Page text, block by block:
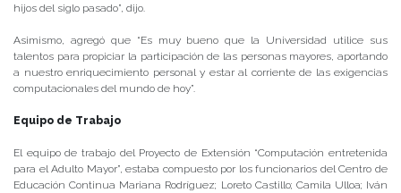
hijos del siglo pasado”, dijo.
Asimismo, agregó que “Es muy bueno que la Universidad utilice sus
talentos para propiciar la participación de las personas mayores, aportando
a nuestro enriquecimiento personal y estar al corriente de las exigencias
computacionales del mundo de hoy”.
Equipo de Trabajo
El equipo de trabajo del Proyecto de Extensión “Computación entretenida
para el Adulto Mayor”, estaba compuesto por los funcionarios del Centro de
Educación Continua Mariana Rodríguez; Loreto Castillo; Camila Ulloa; Iván